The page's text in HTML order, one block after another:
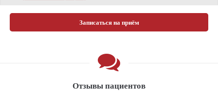
Записаться на приём
Отзывы пациентов